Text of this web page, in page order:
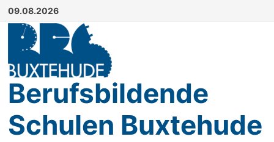
Zum
Inhalt
springen
09.08.2026
Berufsbildende
Schulen Buxtehude